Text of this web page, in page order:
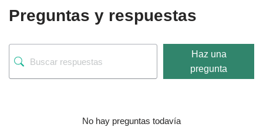
Preguntas y respuestas
Haz una
pregunta
No hay preguntas todavía